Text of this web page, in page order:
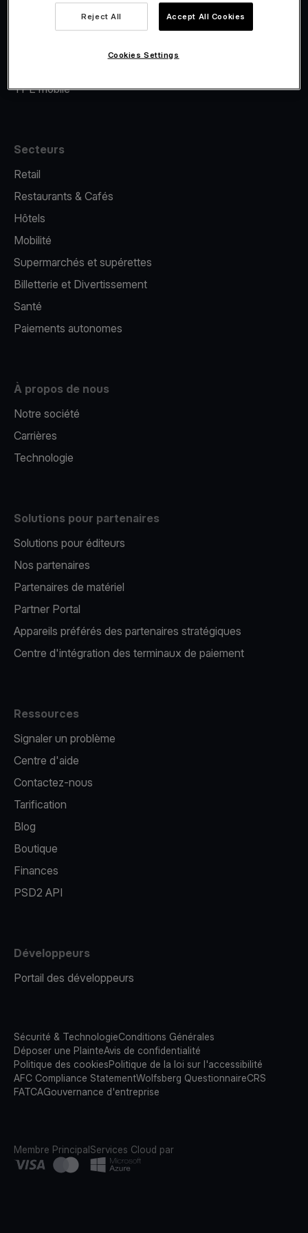
Financement Viva.com
TPE mobile
Secteurs
Retail
Restaurants & Cafés
Hôtels
Mobilité
Supermarchés et supérettes
Billetterie et Divertissement
Santé
Paiements autonomes
À propos de nous
Notre société
Carrières
Technologie
Solutions pour partenaires
Solutions pour éditeurs​
Nos partenaires​
Partenaires de matériel
Partner Portal
Appareils préférés des partenaires stratégiques
Centre d'intégration des terminaux de paiement
Ressources
Signaler un problème
Centre d'aide
Contactez-nous
Tarification
Blog
Boutique
Finances
PSD2 API
Développeurs
Portail des développeurs
Sécurité & TechnologieConditions Générales
Déposer une PlainteAvis de confidentialité
Politique des cookiesPolitique de la loi sur l'accessibilité
AFC Compliance StatementWolfsberg QuestionnaireCRS
FATCAGouvernance d'entreprise
Membre PrincipalServices Cloud par
Reject All Accept All Cookies
Cookies Settings